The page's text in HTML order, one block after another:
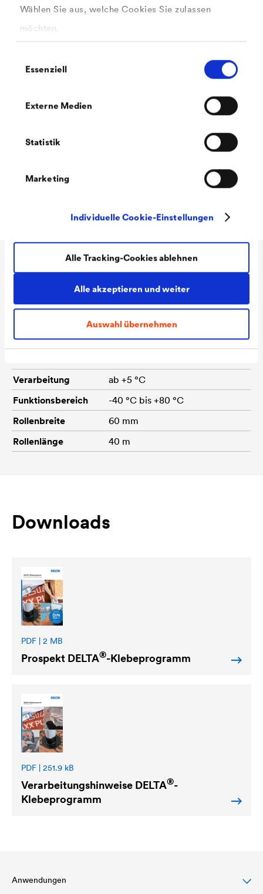
Wählen Sie aus, welche Cookies Sie zulassen
möchten.
Essenziell
Externe Medien
Statistik
Marketing
Individuelle Cookie-Einstellungen
Alle akzeptieren und weiter
Auswahl übernehmen
Alle Tracking-Cookies ablehnen
DELTA -Luft- und Dampfsperre auf der
Rauminnenseite.
Technische Daten
Einseitig klebendes
Papierträger-Klebeband für
Verarbeitung
ab +5 °C
Funktionsbereich
-40 °C bis +80 °C
Rollenbreite
60 mm
Rollenlänge
40 m
Downloads
PDF | 2 MB
Prospekt DELTA®-Klebeprogramm
PDF | 251.9 kB
Verarbeitungshinweise DELTA®-
Klebeprogramm
Anwendungen